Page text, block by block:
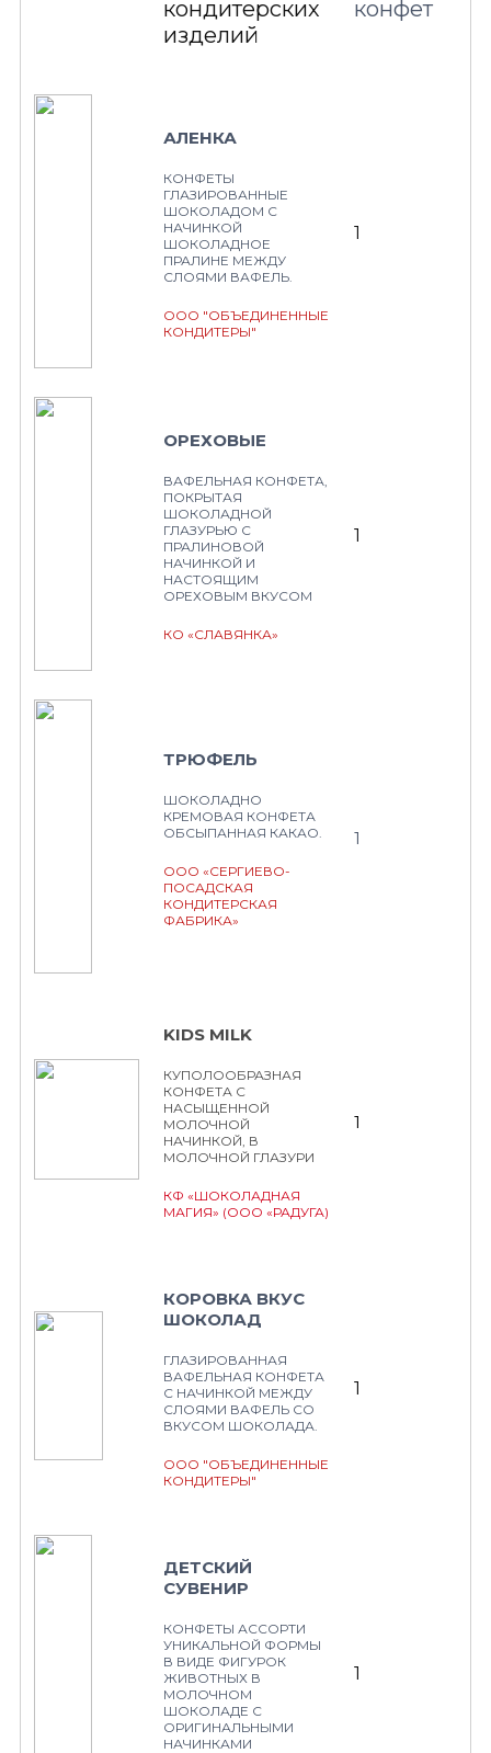
кондитерских
изделий
конфет
АЛЕНКА
КОНФЕТЫ
ГЛАЗИРОВАННЫЕ
ШОКОЛАДОМ С
НАЧИНКОЙ
ШОКОЛАДНОЕ
ПРАЛИНЕ МЕЖДУ
СЛОЯМИ ВАФЕЛЬ.
ООО "ОБЪЕДИНЕННЫЕ
КОНДИТЕРЫ"
1
ОРЕХОВЫЕ
ВАФЕЛЬНАЯ КОНФЕТА,
ПОКРЫТАЯ
ШОКОЛАДНОЙ
ГЛАЗУРЬЮ С
ПРАЛИНОВОЙ
НАЧИНКОЙ И
НАСТОЯЩИМ
ОРЕХОВЫМ ВКУСОМ
КО «СЛАВЯНКА»
1
ТРЮФЕЛЬ
ШОКОЛАДНО
КРЕМОВАЯ КОНФЕТА
ОБСЫПАННАЯ КАКАО.
ООО «СЕРГИЕВО-
ПОСАДСКАЯ
КОНДИТЕРСКАЯ
ФАБРИКА»
1
KIDS MILK
КУПОЛООБРАЗНАЯ
КОНФЕТА С
НАСЫЩЕННОЙ
МОЛОЧНОЙ
НАЧИНКОЙ, В
МОЛОЧНОЙ ГЛАЗУРИ
КФ «ШОКОЛАДНАЯ
МАГИЯ» (ООО «РАДУГА)
1
КОРОВКА ВКУС
ШОКОЛАД
ГЛАЗИРОВАННАЯ
ВАФЕЛЬНАЯ КОНФЕТА
С НАЧИНКОЙ МЕЖДУ
СЛОЯМИ ВАФЕЛЬ СО
ВКУСОМ ШОКОЛАДА.
ООО "ОБЪЕДИНЕННЫЕ
КОНДИТЕРЫ"
1
ДЕТСКИЙ
СУВЕНИР
КОНФЕТЫ АССОРТИ
УНИКАЛЬНОЙ ФОРМЫ
В ВИДЕ ФИГУРОК
ЖИВОТНЫХ В
МОЛОЧНОМ
ШОКОЛАДЕ С
ОРИГИНАЛЬНЫМИ
НАЧИНКАМИ
1